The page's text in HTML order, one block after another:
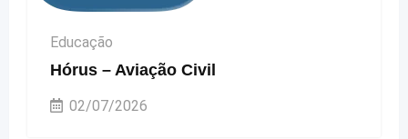
Educação
Hórus – Aviação Civil
02/07/2026